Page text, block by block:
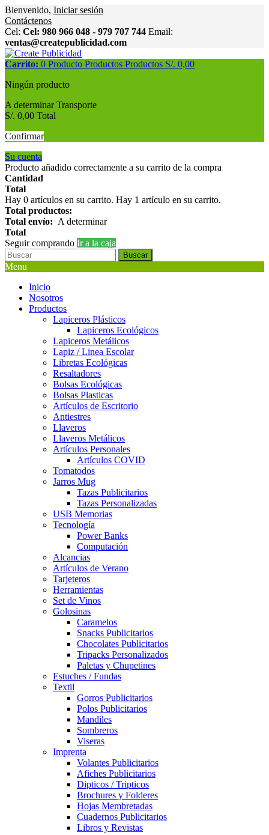
Bienvenido, Iniciar sesión
Contáctenos
Cel: Cel: 980 966 048 - 979 707 744 Email:
ventas@createpublicidad.com
Carrito: 0 Producto Productos Productos S/. 0,00
Ningún producto
A determinarTransporte
S/. 0,00 Total
Confirmar
Su cuenta
Producto añadido correctamente a su carrito de la compra
Cantidad
Total
Hay 0 artículos en su carrito. Hay 1 artículo en su carrito.
Total productos:
Total envío: A determinar
Total
Seguir comprando Ir a la caja
Buscar
Menu
Inicio
Nosotros
Productos
Lapiceros Plásticos
Lapiceros Ecológicos
Lapiceros Metálicos
Lapiz / Linea Escolar
Libretas Ecológicas
Resaltadores
Bolsas Ecológicas
Bolsas Plasticas
Artículos de Escritorio
Antiestres
Llaveros
Llaveros Metálicos
Artículos Personales
Artículos COVID
Tomatodos
Jarros Mug
Tazas Publicitarios
Tazas Personalizadas
USB Memorias
Tecnología
Power Banks
Computación
Alcancias
Artículos de Verano
Tarjeteros
Herramientas
Set de Vinos
Golosinas
Caramelos
Snacks Publicitarios
Chocolates Publicitarios
Tripacks Personalizados
Paletas y Chupetines
Estuches / Fundas
Textil
Gorros Publicitarios
Polos Publicitarios
Mandiles
Sombreros
Viseras
Imprenta
Volantes Publicitarios
Afiches Publicitarios
Dipticos / Tripticos
Brochures y Folderes
Hojas Membretadas
Cuadernos Publicitarios
Libros y Revistas